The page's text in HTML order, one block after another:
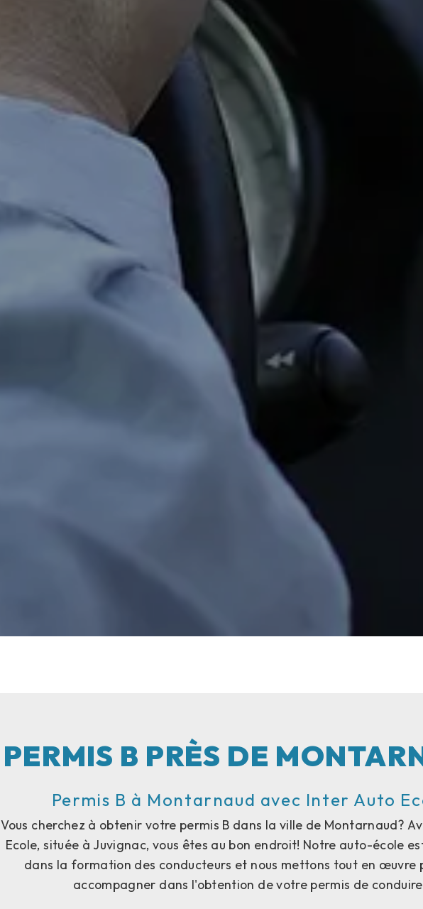
PERMIS B PRÈS DE
Permis B à Montarnaud avec Inter Auto
Vous cherchez à obtenir votre permis B dans la ville de Montarnaud?
Ecole, située à Juvignac, vous êtes au bon endroit! Notre auto-école
dans la formation des conducteurs et nous mettons tout en œuvre
accompagner dans l'obtention de votre permis de